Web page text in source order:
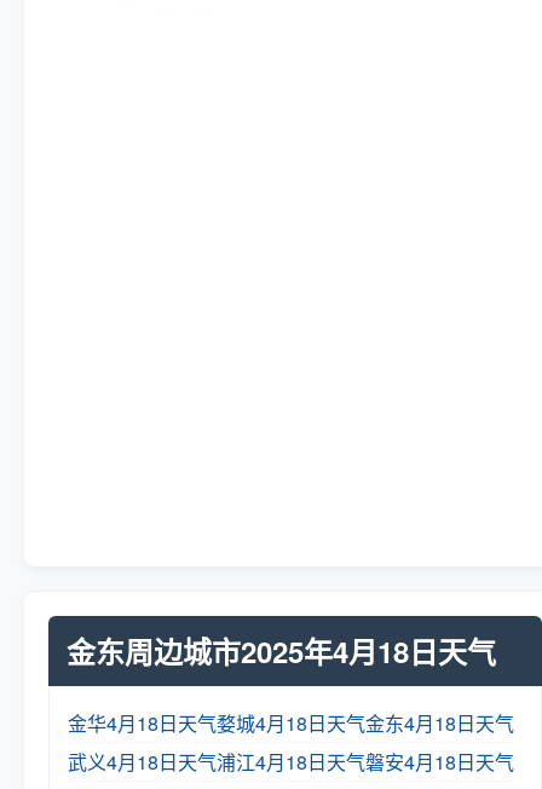
金东周边城市2025年4月18日天气
金华4月18日天气婺城4月18日天气金东4月18日天气
武义4月18日天气浦江4月18日天气磐安4月18日天气